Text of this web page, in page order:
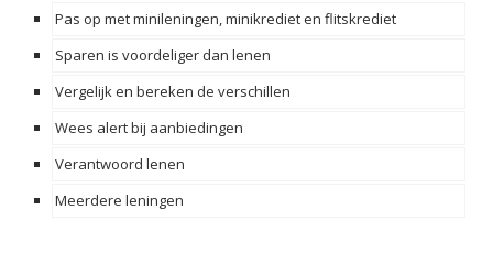
Pas op met minileningen, minikrediet en flitskrediet
Sparen is voordeliger dan lenen
Vergelijk en bereken de verschillen
Wees alert bij aanbiedingen
Verantwoord lenen
Meerdere leningen